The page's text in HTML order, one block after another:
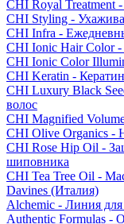
CHI Royal Treatment
CHI Styling -
CHI Infra -
CHI Ionic Hair Color -
CHI Ionic Color
CHI Keratin -
CHI Luxury Black
волос
CHI Magnified
CHI Olive Organics -
CHI Rose Hip Oil -
шиповника
CHI Tea Tree Oil -
Davines (Италия)
Alchemic - Линия
Authentic Formulas -